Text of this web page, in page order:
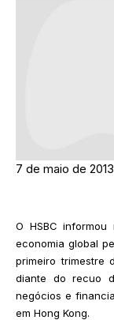
7 de maio de 2013
O HSBC
economia global
primeiro trimestre
diante do recuo
negócios e
em Hong Kong.